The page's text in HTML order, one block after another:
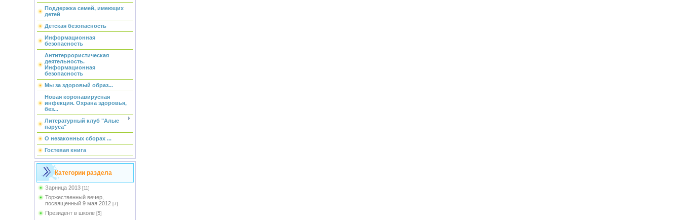
Поддержка семей, имеющих
детей
Детская безопасность
Информационная
безопасность
Антитеррористическая
деятельность.
Информационная
безопасность
Мы за здоровый образ...
Новая коронавирусная
инфекция. Охрана здоровья,
без...
Литературный клуб "Алые
паруса"
О незаконных сборах ...
Гостевая книга
Категории раздела
Зарница 2013 [11]
Торжественный вечер,
посвященный 9 мая 2012 [7]
Президент в школе [5]